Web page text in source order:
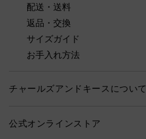
配送・送料
返品・交換
サイズガイド
お手入れ方法
チャールズアンドキースについて
公式オンラインストア